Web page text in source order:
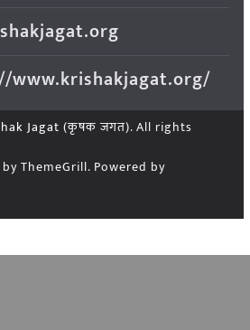
www.krishakjagat.org/
Jagat (कृषक जगत). All rights
by ThemeGrill. Powered by